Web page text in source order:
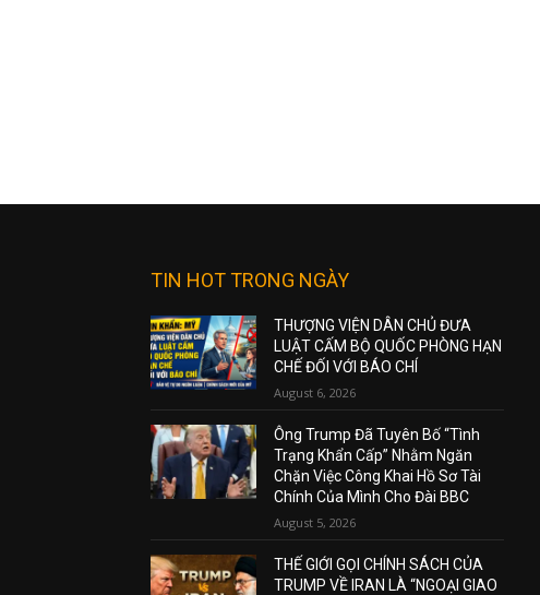
TIN HOT TRONG NGÀY
THƯỢNG VIỆN DÂN CHỦ ĐƯA
LUẬT CẤM BỘ QUỐC PHÒNG HẠN
CHẾ ĐỐI VỚI BÁO CHÍ
August 6, 2026
Ông Trump Đã Tuyên Bố “Tình
Trạng Khẩn Cấp” Nhằm Ngăn
Chặn Việc Công Khai Hồ Sơ Tài
Chính Của Mình Cho Đài BBC
August 5, 2026
THẾ GIỚI GỌI CHÍNH SÁCH CỦA
TRUMP VỀ IRAN LÀ “NGOẠI GIAO